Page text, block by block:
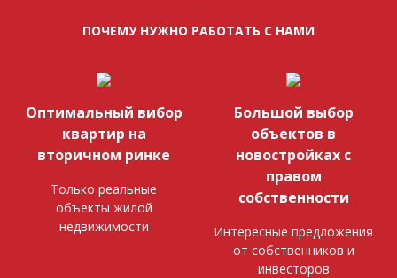
ПОЧЕМУ НУЖНО РАБОТАТЬ С НАМИ
Оптимальный вибор
квартир на
вторичном ринке
Только реальные
объекты жилой
недвижимости
Большой выбор
объектов в
новостройках с
правом
собственности
Интересные предложения
от собственников и
инвесторов